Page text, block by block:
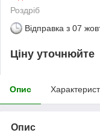
Роздріб
Відправка з 07
Ціну уточнюйте
Опис
Опис